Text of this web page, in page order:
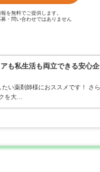
を無料でご提供します。
・問い合わせではありません
も私生活も両立できる安心企
い薬剤師様におススメです！ さら
を大…